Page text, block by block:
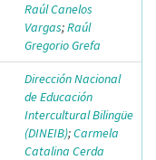
Raúl Canelos
Vargas;Raúl
Gregorio Grefa
Dirección Nacional
de Educación
Intercultural Bilingüe
(DINEIB);Carmela
Catalina Cerda